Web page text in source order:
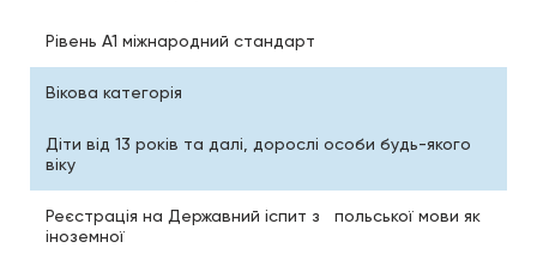
Рівень А1 міжнародний стандарт
Вікова категорія
Діти від 13 років та далі, дорослі особи будь-якого
віку
Реєстрація на Державний іспит з польської мови як
іноземної